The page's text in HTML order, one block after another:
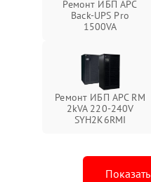
Ремонт ИБП APC
Back-UPS Pro
1500VA
Ремонт ИБП APC RM
2kVA 220-240V
SYH2K6RMI